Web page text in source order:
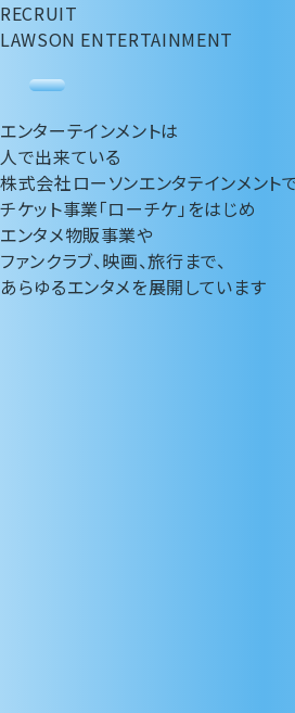
RECRUIT
LAWSON ENTERTAINMENT
t
o
g
g
l
e
n
a
エンターテインメントは
人で出来ている
株式会社ローソンエンタテインメントで
チケット事業「ローチケ」をはじめ
エンタメ物販事業や
ファンクラブ、映画、旅行まで、
あらゆるエンタメを展開しています